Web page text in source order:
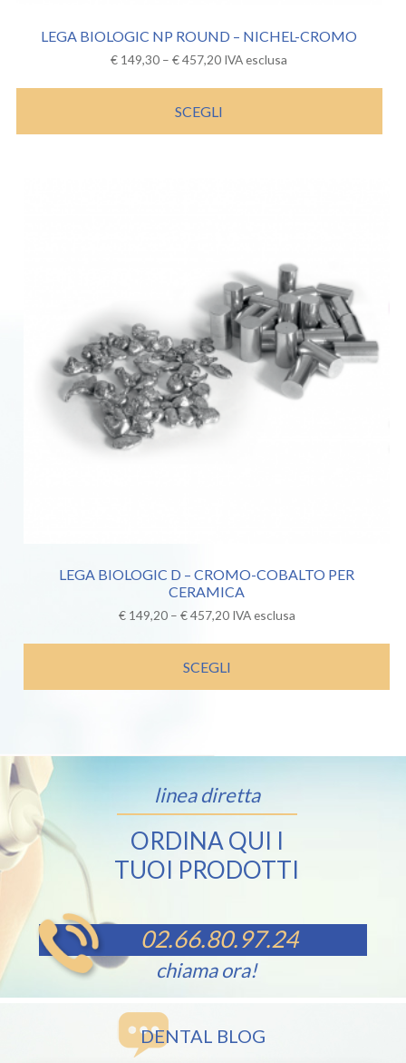
LEGA BIOLOGIC NP ROUND – NICHEL-CROMO
€ 149,30 –€457,20 IVA esclusa
SCEGLI
LEGA BIOLOGIC D – CROMO-COBALTO PER
CERAMICA
€149,20– €457,20 IVA esclusa
SCEGLI
linea diretta
ORDINA QUI I
TUOI PRODOTTI
02.66.80.97.24
chiama ora!
DENTAL BLOG